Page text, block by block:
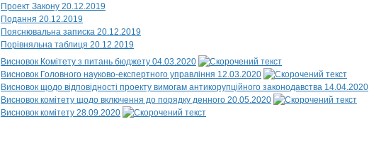
Проект Закону 20.12.2019
Подання 20.12.2019
Пояснювальна записка 20.12.2019
Порівняльна таблиця 20.12.2019
Висновок Комітету з питань бюджету 04.03.2020
Висновок Головного науково-експертного управління 12.03.2020
Висновок щодо відповідності проекту вимогам антикорупційного законодавства 14.04.2020
Висновок комітету щодо включення до порядку денного 20.05.2020
Висновок комітету 28.09.2020